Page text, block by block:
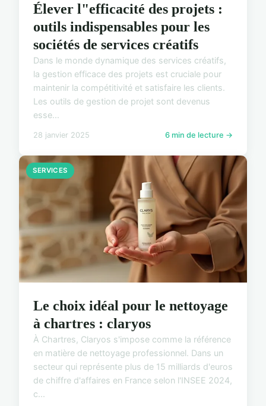
Élever l"efficacité des projets :
outils indispensables pour les
sociétés de services créatifs
Dans le monde dynamique des services créatifs,
la gestion efficace des projets est cruciale pour
maintenir la compétitivité et satisfaire les clients.
Les outils de gestion de projet sont devenus
esse...
28 janvier 2025 6 min de lecture →
SERVICES
Le choix idéal pour le nettoyage
à chartres : claryos
À Chartres, Claryos s'impose comme la référence
en matière de nettoyage professionnel. Dans un
secteur qui représente plus de 15 milliards d'euros
de chiffre d'affaires en France selon l'INSEE 2024,
c...